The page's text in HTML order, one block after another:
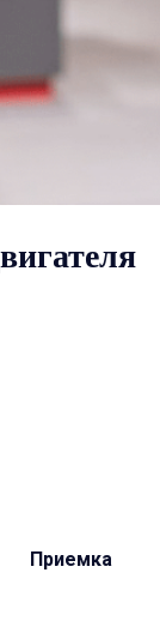
Приемка